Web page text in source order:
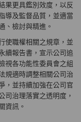
果更具鑑別效度，以反
導及監督品質，並適當
、檢討與精進。
使職權相關之規章，並
續報告書，宣示公司追
視各功能性委員會之組
規適時調整相關公司治
，並持續加強在公司官
司治理落實之透明度，
資訊。